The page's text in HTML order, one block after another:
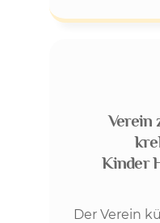
Verein
Kinder
Der Verein